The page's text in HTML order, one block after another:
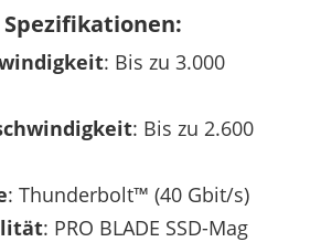
Spezifikationen:
: Bis zu 3.000
: Bis zu 2.600
: Thunderbolt™ (40 Gbit/s)
: PRO BLADE SSD-Mag